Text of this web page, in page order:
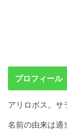
プロフィール
アリロボス。サ
名前の由来は適